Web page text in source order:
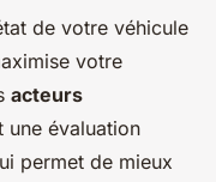
de votre véhicule
votre
acteurs
une évaluation
permet de mieux